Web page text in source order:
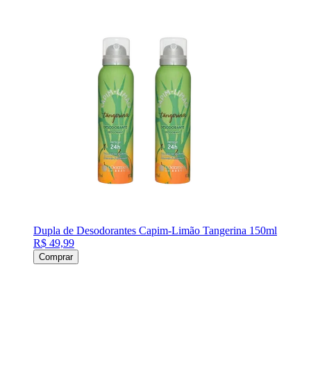
Dupla de Desodorantes Capim-Limão Tangerina 150ml
R$ 49,99
Comprar